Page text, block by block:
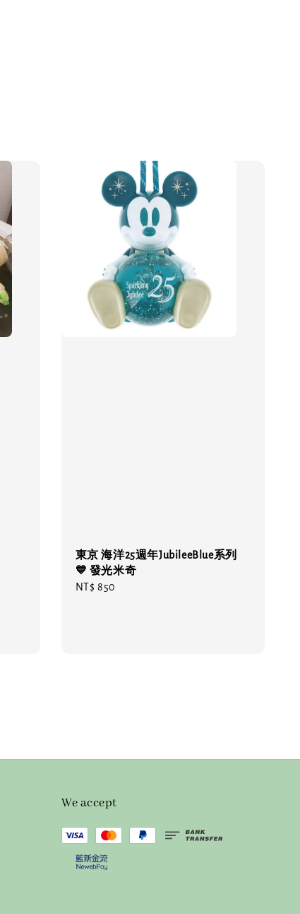
東京 海洋25週年JubileeBlue系列
💙 發光米奇
Regular
NT$ 850
We accept